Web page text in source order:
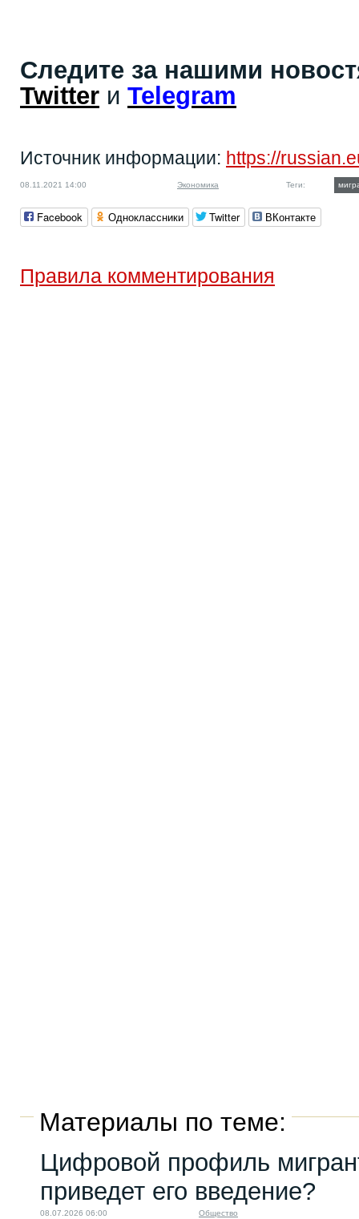
Следите за нашими
Twitter и Telegram
Источник информации: https://
08.11.2021 14:00 Экономика Теги:
Facebook Одноклассники Twitter ВКонтакте
Правила комментирования
Материалы по теме:
Цифровой профиль
приведет его введение?
08.07.2026 06:00 Общество